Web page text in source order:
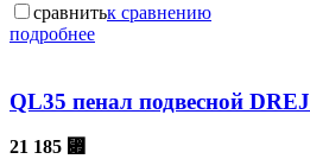
сравнитьк сравнению
подробнее
QL35 пенал подвесной
21 185 ⃏